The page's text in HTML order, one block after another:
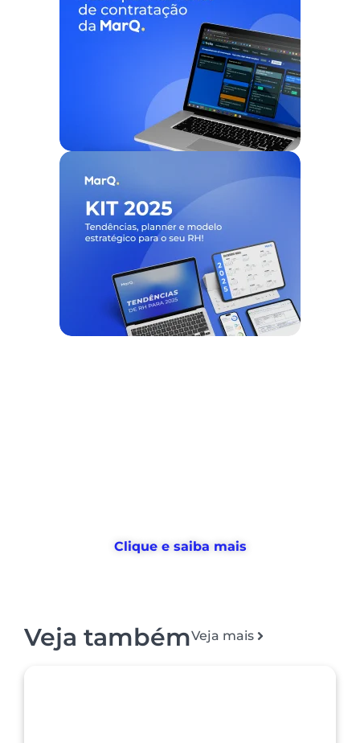
Clique e saiba mais
Veja tambémVeja mais